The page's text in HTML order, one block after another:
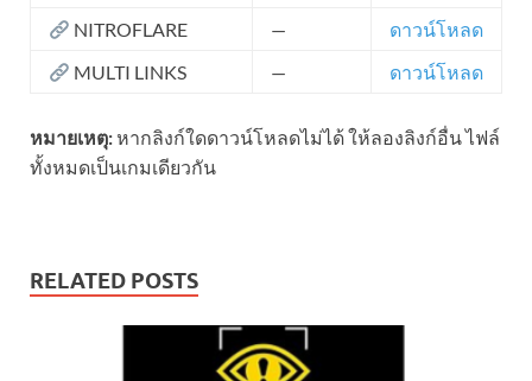
NITROFLARE
—
ดาวน์โหลด
MULTI LINKS
— ดาวน์โหลด
หมายเหตุ:หากลิงก์ใดดาวน์โหลดไม่ได้ ให้ลองลิงก์อื่น ไฟล์
ทั้งหมดเป็นเกมเดียวกัน
RELATED POSTS